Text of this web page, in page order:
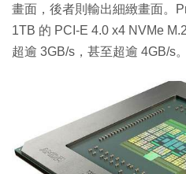
畫面，後者則輸出細緻畫面。
1TB 的 PCI-E 4.0 x4 NVMe
超逾 3GB/s，甚至超逾 4GB/s。